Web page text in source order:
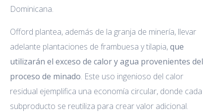
Dominicana.
Offord plantea, además de la granja de minería, llevar
adelante plantaciones de frambuesa y tilapia,que
utilizarán el exceso de calor y agua provenientes del
proceso de minado. Este uso ingenioso del calor
residual ejemplifica una economía circular, donde cada
subproducto se reutiliza para crear valor adicional.